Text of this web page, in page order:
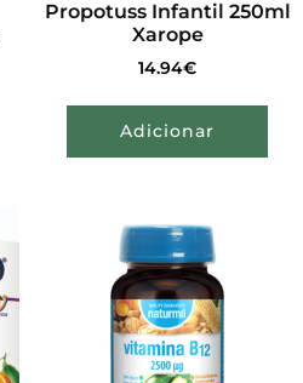
Propotuss Infantil 250ml
Xarope
14.94€
Adicionar